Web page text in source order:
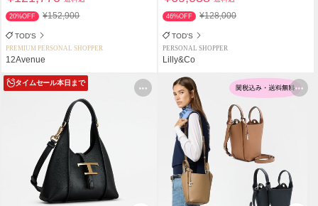
20%OFF ¥152,900
TOD'S
PREMIUM PERSONAL SHOPPER
12Avenue
46%OFF ¥128,000
TOD'S
PERSONAL SHOPPER
Lilly&Co
タイムセール本日まで